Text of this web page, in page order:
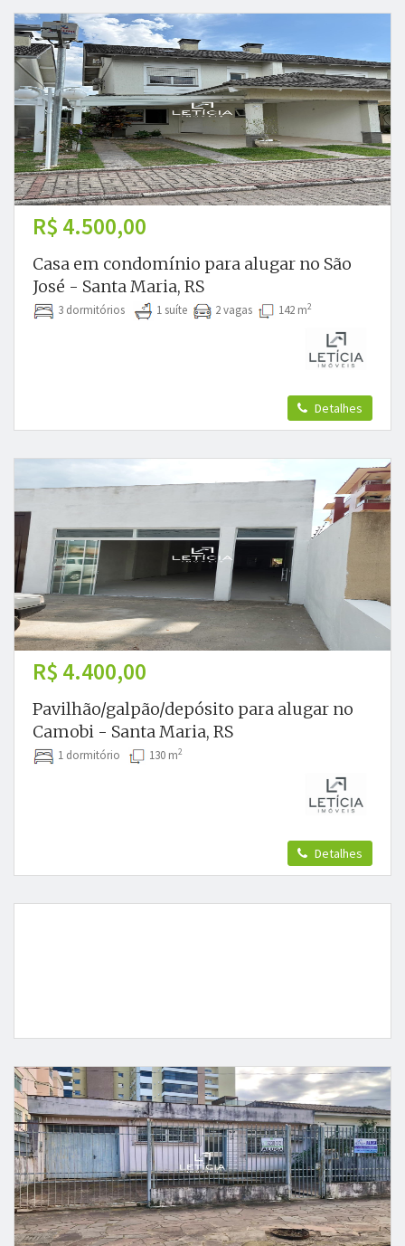
R$ 4.500,00
Casa em condomínio para alugar no São
José - Santa Maria, RS
3 dormitórios 1 suíte 2 vagas 142 m2
Detalhes
R$ 4.400,00
Pavilhão/galpão/depósito para alugar no
Camobi - Santa Maria, RS
1 dormitório 130 m2
Detalhes